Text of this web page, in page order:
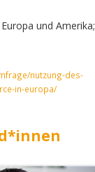
und Amerika;
nutzung-des-
in-europa/